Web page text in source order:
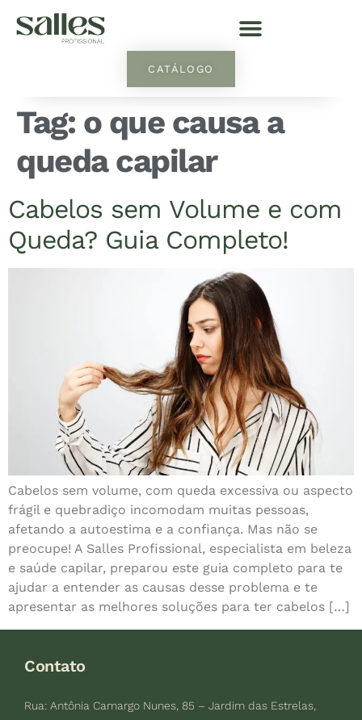
CATÁLOGO
Tag: o que causa a
queda capilar
Cabelos sem Volume e com
Queda? Guia Completo!
Cabelos sem volume, com queda excessiva ou aspecto
frágil e quebradiço incomodam muitas pessoas,
afetando a autoestima e a confiança. Mas não se
preocupe! A Salles Profissional, especialista em beleza
e saúde capilar, preparou este guia completo para te
ajudar a entender as causas desse problema e te
apresentar as melhores soluções para ter cabelos […]
Contato
Rua: Antônia Camargo Nunes, 85 – Jardim das Estrelas,